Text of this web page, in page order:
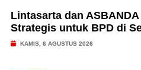
Lintasarta dan
Strategis untuk BPD di
KAMIS, 6 AGUSTUS 2026